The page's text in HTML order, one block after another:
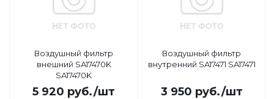
Воздушный фильтр
внешний SA17470K
SA17470K
5 920 руб./шт
Воздушный фильтр
внутренний SA17471 SA17471
3 950 руб./шт